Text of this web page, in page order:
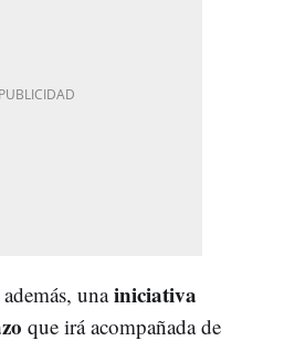
unainiciativa
que irá acompañada de